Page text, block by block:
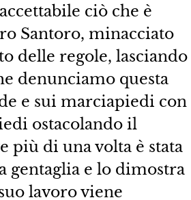
ciò che è
Santoro, minacciato
delle regole, lasciando
denunciamo questa
e sui marciapiedi con
ostacolando il
più di una volta è stata
gentaglia e lo dimostra
lavoro viene